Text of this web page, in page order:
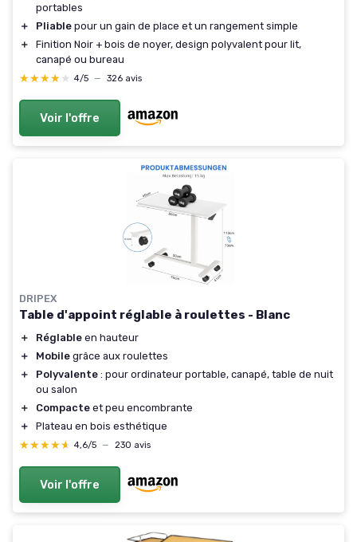
portables
＋
Pliable pour un gain de place et un rangement simple
＋
Finition Noir + bois de noyer, design polyvalent pour lit,
canapé ou bureau
★★★★★
★★★★★ 4/5 — 326 avis
Voir l'offre
DRIPEX
Table d'appoint réglable à roulettes - Blanc
＋ Réglable en hauteur
＋
Mobile grâce aux roulettes
＋
Polyvalente : pour ordinateur portable, canapé, table de nuit
ou salon
＋
Compacte et peu encombrante
＋
Plateau en bois esthétique
★★★★★
★★★★★ 4,6/5 — 230 avis
Voir l'offre